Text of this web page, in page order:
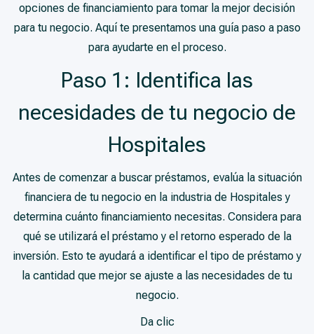
opciones de financiamiento para tomar la mejor decisión
para tu negocio. Aquí te presentamos una guía paso a paso
para ayudarte en el proceso.
Paso 1: Identifica las
necesidades de tu negocio de
Hospitales
Antes de comenzar a buscar préstamos, evalúa la situación
financiera de tu negocio en la industria de Hospitales y
determina cuánto financiamiento necesitas. Considera para
qué se utilizará el préstamo y el retorno esperado de la
inversión. Esto te ayudará a identificar el tipo de préstamo y
la cantidad que mejor se ajuste a las necesidades de tu
negocio.
Da clic